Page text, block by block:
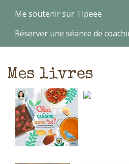
Me soutenir sur Tipeee
Réserver une séance de
Mes livres